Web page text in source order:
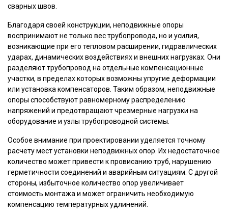
сварных швов.
Благодаря своей конструкции, неподвижные опоры
воспринимают не только вес трубопровода, но и усилия,
возникающие при его тепловом расширении, гидравлических
ударах, динамических воздействиях и внешних нагрузках. Они
разделяют трубопровод на отдельные компенсационные
участки, в пределах которых возможны упругие деформации
или установка компенсаторов. Таким образом, неподвижные
опоры способствуют равномерному распределению
напряжений и предотвращают чрезмерные нагрузки на
оборудование и узлы трубопроводной системы.
Особое внимание при проектировании уделяется точному
расчету мест установки неподвижных опор. Их недостаточное
количество может привести к провисанию труб, нарушению
герметичности соединений и аварийным ситуациям. С другой
стороны, избыточное количество опор увеличивает
стоимость монтажа и может ограничить необходимую
компенсацию температурных удлинений.